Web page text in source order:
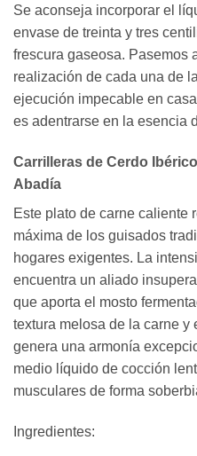
Se aconseja incorporar el
envase de treinta y tres
frescura gaseosa. Pasemos
realización de cada una de
ejecución impecable en
es adentrarse en la esencia
Carrilleras de Cerdo
Abadía
Este plato de carne caliente
máxima de los guisados
hogares exigentes. La
encuentra un aliado
que aporta el mosto
textura melosa de la carne
genera una armonía
medio líquido de cocción
musculares de forma
Ingredientes: